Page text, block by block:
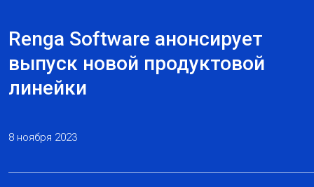
Renga Software анонсирует
выпуск новой продуктовой
линейки
8 ноября 2023